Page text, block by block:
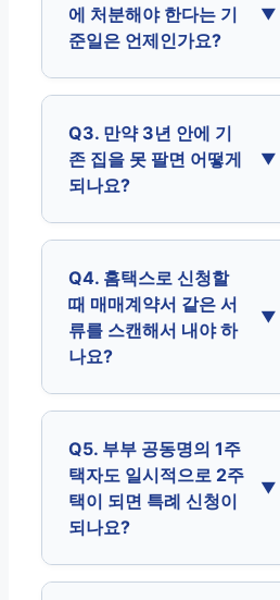
에 처분해야 한다는 기
준일은 언제인가요?
Q3. 만약 3년 안에 기
존 집을 못 팔면 어떻게
되나요?
Q4. 홈택스로 신청할
때 매매계약서 같은 서
류를 스캔해서 내야 하
나요?
Q5. 부부 공동명의 1주
택자도 일시적으로 2주
택이 되면 특례 신청이
되나요?